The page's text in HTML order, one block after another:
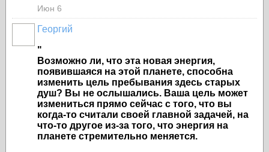
Июн 6
Георгий
"
Возможно ли, что эта новая энергия,
появившаяся на этой планете, способна
изменить цель пребывания здесь старых
душ? Вы не ослышались. Ваша цель может
измениться прямо сейчас с того, что вы
когда-то считали своей главной задачей, на
что-то другое из-за того, что энергия на
планете стремительно меняется.